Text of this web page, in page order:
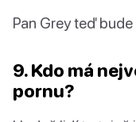
Pan Grey teď
9. Kdo má
pornu?